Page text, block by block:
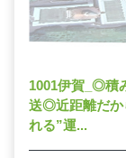
1001伊賀_◎積
送◎近距離だか
れる”運...